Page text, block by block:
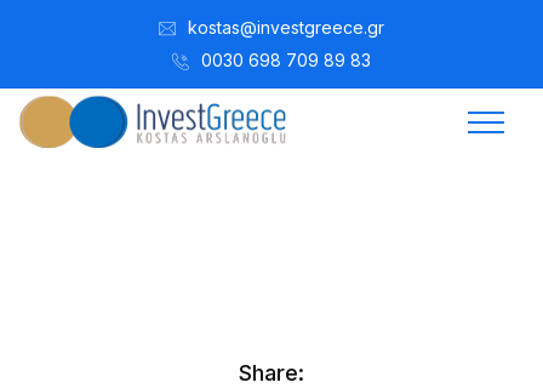
kostas@investgreece.gr
0030 698 709 89 83
Share: